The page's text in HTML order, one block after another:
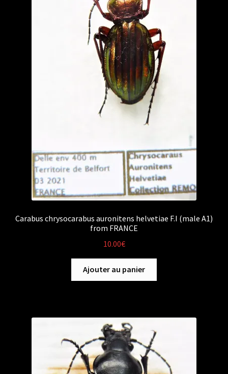
Carabus chrysocarabus auronitens helvetiae F.I (male A1)
from FRANCE
10.00€
Ajouter au panier